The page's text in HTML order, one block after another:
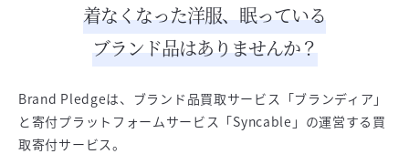
着なくなった洋服、眠っている
ブランド品はありませんか？
Brand Pledgeは、ブランド品買取サービス「ブランディア」
と寄付プラットフォームサービス「Syncable」の運営する買
取寄付サービス。